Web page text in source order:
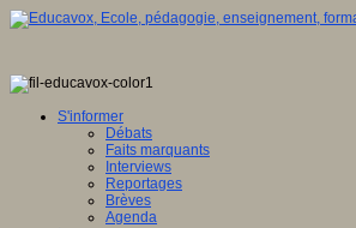
S'informer
Débats
Faits marquants
Interviews
Reportages
Brèves
Agenda